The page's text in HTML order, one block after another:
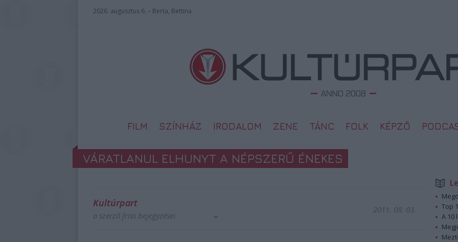
2026. augusztus 6. – Berta, Bettina
FILM SZÍNHÁZ IRODALOM ZENE TÁNC FOLK KÉPZŐ
VÁRATLANUL ELHUNYT A NÉPSZERŰ ÉNEKES
Kultúrpart
a szerző friss bejegyzései
2011. 08. 03.
Top
A 10